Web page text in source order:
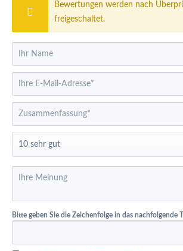
Bewertungen werden nach
freigeschaltet.
Bitte geben Sie die Zeichenfolge in das nachfolgende